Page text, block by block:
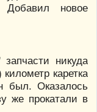
Добавил новое
никуда
каретка
был. Оказалось
же прокатали в